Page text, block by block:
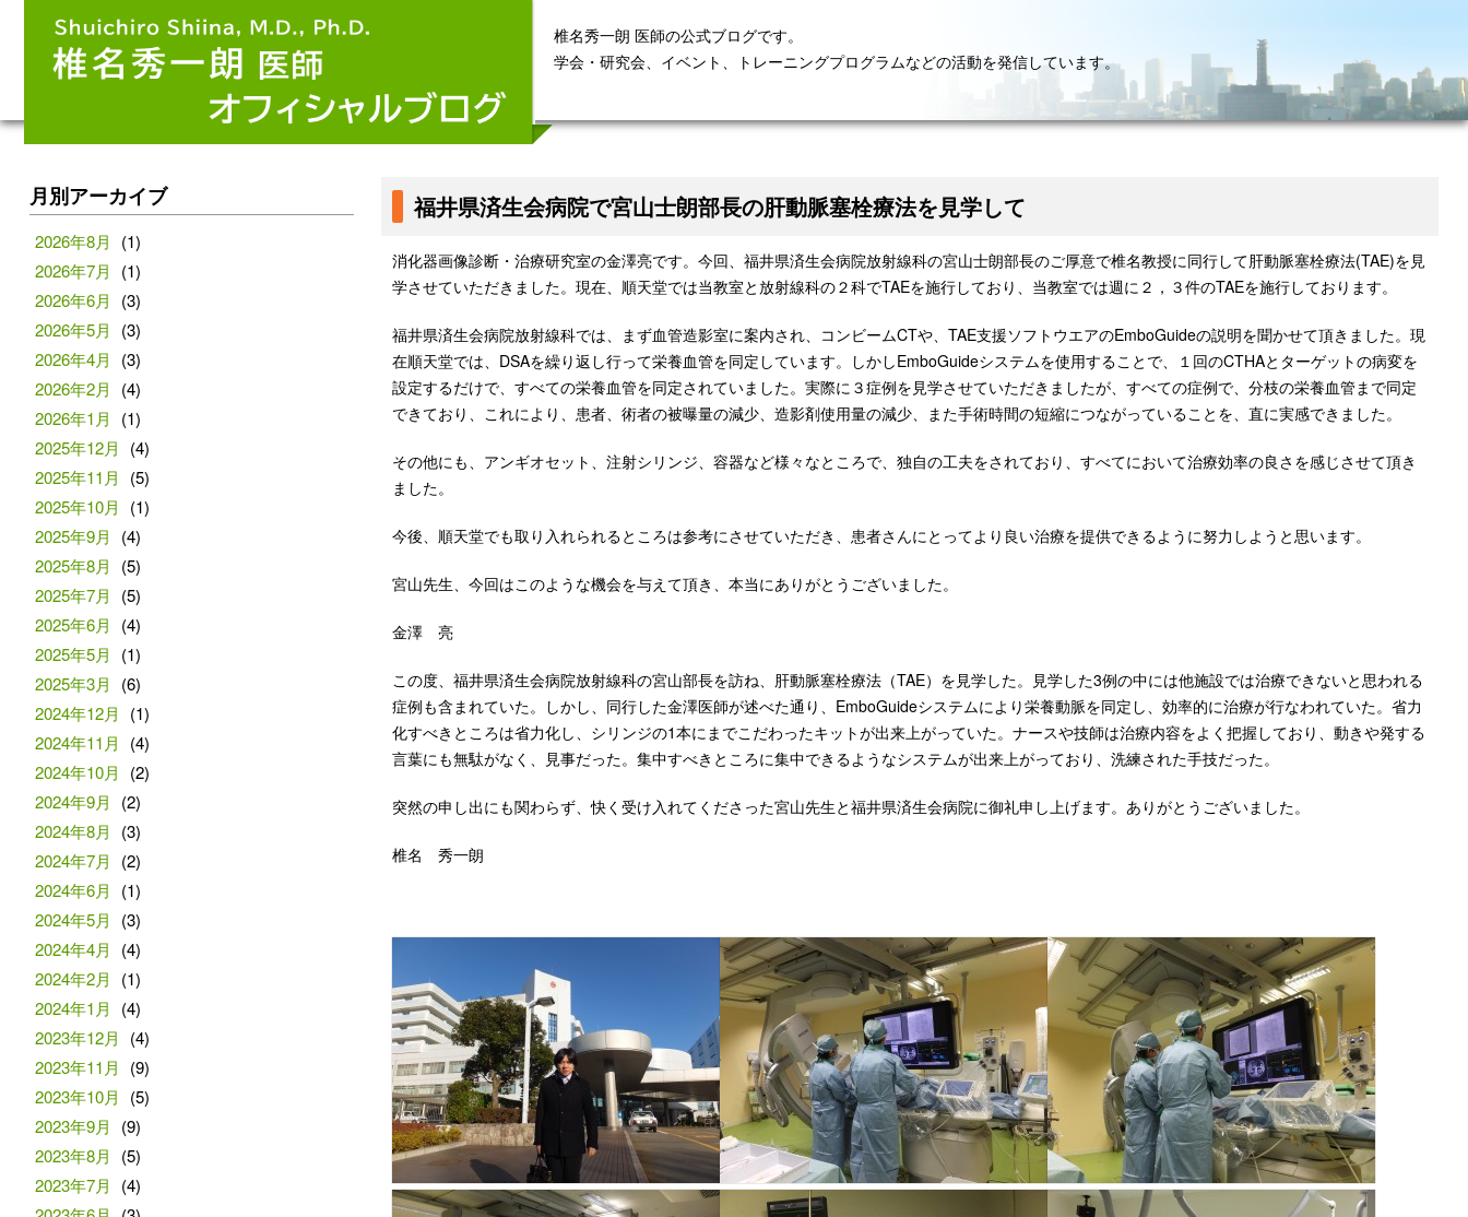
椎名秀一朗 医師の公式ブログです。
学会・研究会、イベント、トレーニングプログラムなどの活動を発信しています。
福井県済生会病院で宮山士朗部長の肝動脈塞栓療法を見学して
消化器画像診断・治療研究室の金澤亮です。今回、福井県済生会病院放射線科の宮山士朗部長のご厚意で椎名教授に同行して肝動脈塞栓療法(TAE)を見
学させていただきました。現在、順天堂では当教室と放射線科の２科でTAEを施行しており、当教室では週に２，３件のTAEを施行しております。
福井県済生会病院放射線科では、まず血管造影室に案内され、コンビームCTや、TAE支援ソフトウエアのEmboGuideの説明を聞かせて頂きました。現
在順天堂では、DSAを繰り返し行って栄養血管を同定しています。しかしEmboGuideシステムを使用することで、１回のCTHAとターゲットの病変を
設定するだけで、すべての栄養血管を同定されていました。実際に３症例を見学させていただきましたが、すべての症例で、分枝の栄養血管まで同定
できており、これにより、患者、術者の被曝量の減少、造影剤使用量の減少、また手術時間の短縮につながっていることを、直に実感できました。
その他にも、アンギオセット、注射シリンジ、容器など様々なところで、独自の工夫をされており、すべてにおいて治療効率の良さを感じさせて頂き
ました。
今後、順天堂でも取り入れられるところは参考にさせていただき、患者さんにとってより良い治療を提供できるように努力しようと思います。
宮山先生、今回はこのような機会を与えて頂き、本当にありがとうございました。
金澤 亮
この度、福井県済生会病院放射線科の宮山部長を訪ね、肝動脈塞栓療法（TAE）を見学した。見学した3例の中には他施設では治療できないと思われる
症例も含まれていた。しかし、同行した金澤医師が述べた通り、EmboGuideシステムにより栄養動脈を同定し、効率的に治療が行なわれていた。省力
化すべきところは省力化し、シリンジの1本にまでこだわったキットが出来上がっていた。ナースや技師は治療内容をよく把握しており、動きや発する
言葉にも無駄がなく、見事だった。集中すべきところに集中できるようなシステムが出来上がっており、洗練された手技だった。
突然の申し出にも関わらず、快く受け入れてくださった宮山先生と福井県済生会病院に御礼申し上げます。ありがとうございました。
椎名 秀一朗
月別アーカイブ
2026年8月
(1)
2026年7月
(1)
2026年6月
(3)
2026年5月
(3)
2026年4月
(3)
2026年2月
(4)
2026年1月
(1)
2025年12月
(4)
2025年11月
(5)
2025年10月
(1)
2025年9月
(4)
2025年8月
(5)
2025年7月
(5)
2025年6月
(4)
2025年5月
(1)
2025年3月
(6)
2024年12月
(1)
2024年11月
(4)
2024年10月
(2)
2024年9月
(2)
2024年8月
(3)
2024年7月
(2)
2024年6月
(1)
2024年5月
(3)
2024年4月
(4)
2024年2月
(1)
2024年1月
(4)
2023年12月
(4)
2023年11月
(9)
2023年10月
(5)
2023年9月
(9)
2023年8月
(5)
2023年7月
(4)